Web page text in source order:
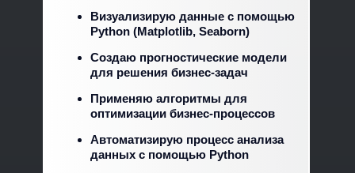
Визуализирую данные с помощью
Python (Matplotlib, Seaborn)
Создаю прогностические модели
для решения бизнес-задач
Применяю алгоритмы для
оптимизации бизнес-процессов
Автоматизирую процесс анализа
данных с помощью Python